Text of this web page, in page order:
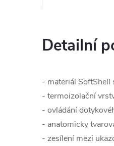
Detailní
- materiál SoftShell
- termoizolační
- ovládání
- anatomicky
- zesílení mezi